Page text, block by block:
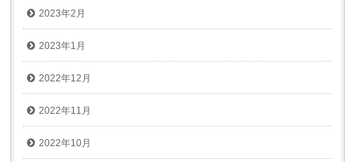
2023年2月
2023年1月
2022年12月
2022年11月
2022年10月